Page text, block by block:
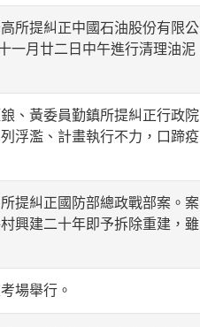
所提糾正中國石油股份有限公
一月廿二日中午進行清理油泥
、黃委員勤鎮所提糾正行政院
浮濫、計畫執行不力，口蹄疫
提糾正國防部總政戰部案。案
興建二十年即予拆除重建，雖
場舉行。